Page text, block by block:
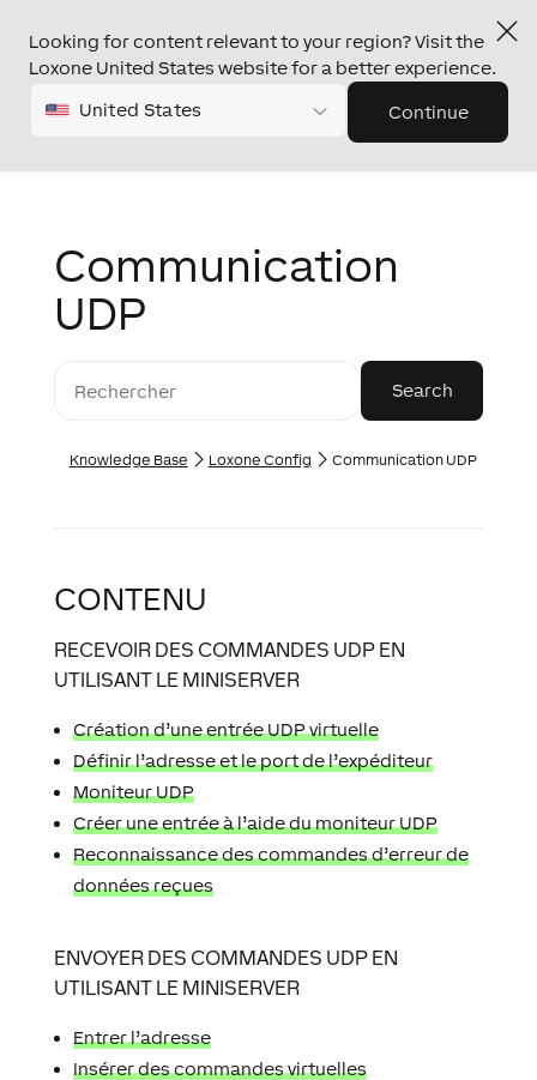
Looking for content relevant to your region? Visit the
Loxone United States website for a better experience.
United States Continue
Communication
UDP
Knowledge Base Loxone Config Communication UDP
CONTENU
RECEVOIR DES COMMANDES UDP EN
UTILISANT LE MINISERVER
Création d’une entrée UDP virtuelle
Définir l’adresse et le port de l’expéditeur
Moniteur UDP
Créer une entrée à l’aide du moniteur UDP
Reconnaissance des commandes d’erreur de
données reçues
ENVOYER DES COMMANDES UDP EN
UTILISANT LE MINISERVER
Entrer l’adresse
Insérer des commandes virtuelles